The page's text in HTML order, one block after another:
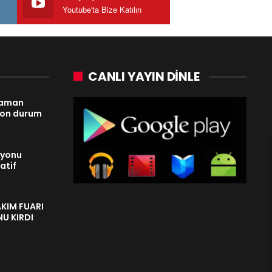
Youtube'ta Bize Katılın
durum
FUARI
KIRDI
CANLI YAYIN DINLE